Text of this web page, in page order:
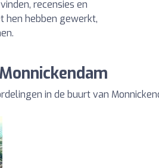
recensies en
hen hebben gewerkt,
in de buurt van